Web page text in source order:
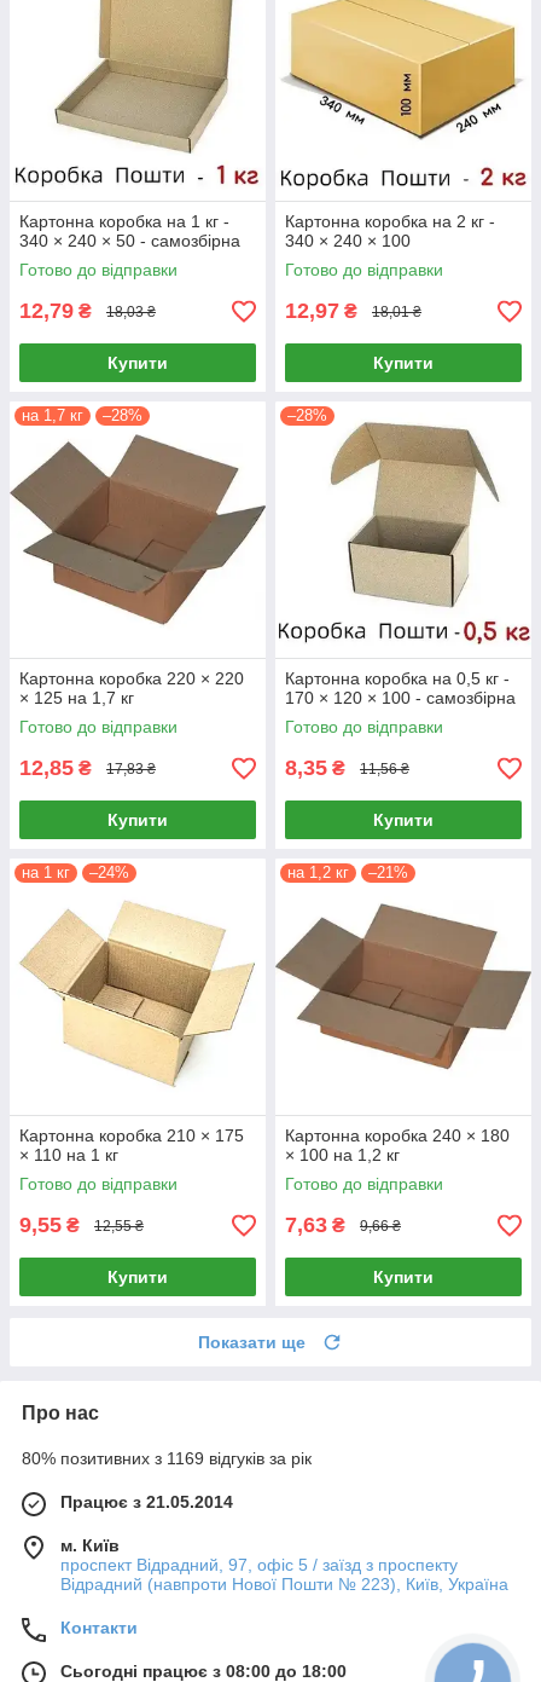
Картонна коробка на 1 кг -
340 × 240 × 50 - самозбірна
Готово до відправки
12,79 ₴ 18,03 ₴
Купити
Картонна коробка на 2 кг -
340 × 240 × 100
Готово до відправки
12,97 ₴ 18,01 ₴
Купити
на 1,7 кг –28%
Картонна коробка 220 × 220
× 125 на 1,7 кг
Готово до відправки
12,85 ₴ 17,83 ₴
Купити
–28%
Картонна коробка на 0,5 кг -
170 × 120 × 100 - самозбірна
Готово до відправки
8,35 ₴ 11,56 ₴
Купити
на 1 кг –24%
Картонна коробка 210 × 175
× 110 на 1 кг
Готово до відправки
9,55 ₴ 12,55 ₴
Купити
на 1,2 кг –21%
Картонна коробка 240 × 180
× 100 на 1,2 кг
Готово до відправки
7,63 ₴ 9,66 ₴
Купити
Показати ще
Про нас
80% позитивних з 1169 відгуків за рік
Працює з 21.05.2014
м. Київ
проспект Відрадний, 97, офіс 5 / заїзд з проспекту
Відрадний (навпроти Нової Пошти № 223), Київ, Україна
Контакти
Сьогодні працює з 08:00 до 18:00